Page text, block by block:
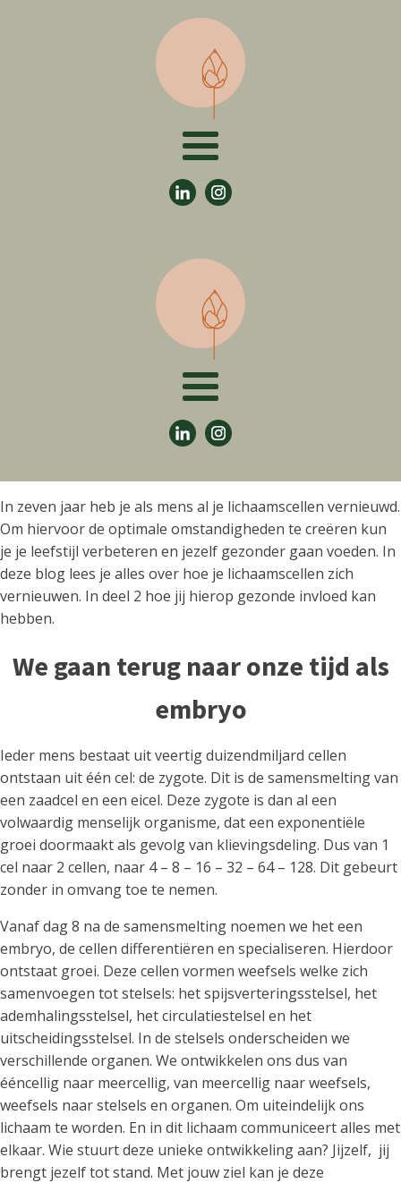
In zeven jaar heb je als mens al je lichaamscellen vernieuwd.
Om hiervoor de optimale omstandigheden te creëren kun
je je leefstijl verbeteren en jezelf gezonder gaan voeden. In
deze blog lees je alles over hoe je lichaamscellen zich
vernieuwen. In deel 2 hoe jij hierop gezonde invloed kan
hebben.
We gaan terug naar onze tijd als
embryo
Ieder mens bestaat uit veertig duizendmiljard cellen
ontstaan uit één cel: de zygote. Dit is de samensmelting van
een zaadcel en een eicel. Deze zygote is dan al een
volwaardig menselijk organisme, dat een exponentiële
groei doormaakt als gevolg van klievingsdeling. Dus van 1
cel naar 2 cellen, naar 4 – 8 – 16 – 32 – 64 – 128. Dit gebeurt
zonder in omvang toe te nemen.
Vanaf dag 8 na de samensmelting noemen we het een
embryo, de cellen differentiëren en specialiseren. Hierdoor
ontstaat groei. Deze cellen vormen weefsels welke zich
samenvoegen tot stelsels: het spijsverteringsstelsel, het
ademhalingsstelsel, het circulatiestelsel en het
uitscheidingsstelsel. In de stelsels onderscheiden we
verschillende organen. We ontwikkelen ons dus van
ééncellig naar meercellig, van meercellig naar weefsels,
weefsels naar stelsels en organen. Om uiteindelijk ons
lichaam te worden. En in dit lichaam communiceert alles met
elkaar. Wie stuurt deze unieke ontwikkeling aan? Jijzelf, jij
brengt jezelf tot stand. Met jouw ziel kan je deze